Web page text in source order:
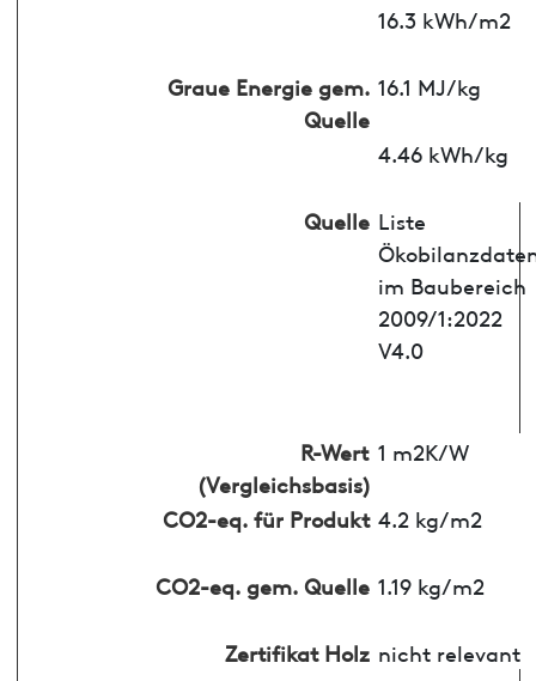
16.3 kWh/m2
Graue Energie gem.
Quelle
16.1 MJ/kg
4.46 kWh/kg
Quelle Liste
im Baubereich
2009/1:2022
V4.0
R-Wert
(Vergleichsbasis)
1 m2K/W
CO2-eq. für Produkt 4.2 kg/m2
CO2-eq. gem. Quelle 1.19 kg/m2
Zertifikat Holz nicht relevant